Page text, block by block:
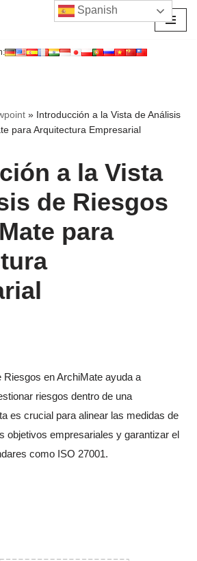
» Introducción a la Vista de Análisis
para Arquitectura Empresarial
a la Vista
de Riesgos
para
Riesgos en ArchiMate ayuda a
riesgos dentro de una
es crucial para alinear las medidas de
objetivos empresariales y garantizar el
como ISO 27001.
Spanish